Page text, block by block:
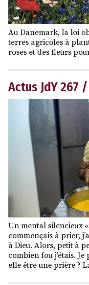
Au Danemark, la loi
terres agricoles à
roses et des fleurs
Actus JdY 267
Un mental silencieux
commençais à prier,
à Dieu. Alors, petit à
combien fou j’étais.
elle être une prière ?